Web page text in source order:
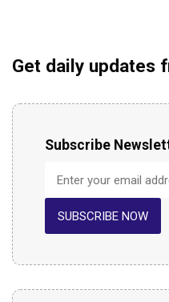
Get daily updates
Subscribe
SUBSCRIBE NOW